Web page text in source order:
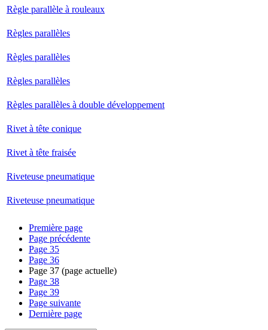
Règle parallèle à rouleaux
Règles parallèles
Règles parallèles
Règles parallèles
Règles parallèles à double développement
Rivet à tête conique
Rivet à tête fraisée
Riveteuse pneumatique
Riveteuse pneumatique
Première page
Page précédente
Page 35
Page 36
Page 37 (page actuelle)
Page 38
Page 39
Page suivante
Dernière page